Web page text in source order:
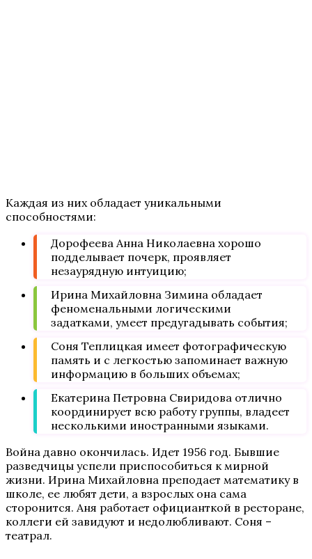
Каждая из них обладает уникальными
способностями:
Дорофеева Анна Николаевна хорошо
подделывает почерк, проявляет
незаурядную интуицию;
Ирина Михайловна Зимина обладает
феноменальными логическими
задатками, умеет предугадывать события;
Соня Теплицкая имеет фотографическую
память и с легкостью запоминает важную
информацию в больших объемах;
Екатерина Петровна Свиридова отлично
координирует всю работу группы, владеет
несколькими иностранными языками.
Война давно окончилась. Идет 1956 год. Бывшие
разведчицы успели приспособиться к мирной
жизни. Ирина Михайловна преподает математику в
школе, ее любят дети, а взрослых она сама
сторонится. Аня работает официанткой в ресторане,
коллеги ей завидуют и недолюбливают. Соня –
театрал.